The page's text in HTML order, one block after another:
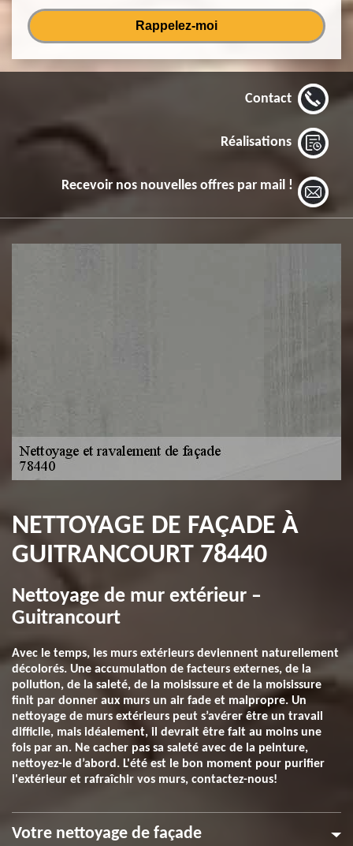
Contact
Réalisations
Recevoir nos nouvelles offres par mail !
NETTOYAGE DE FAÇADE À
GUITRANCOURT 78440
Nettoyage de mur extérieur –
Guitrancourt
Avec le temps, les murs extérieurs deviennent naturellement
décolorés. Une accumulation de facteurs externes, de la
pollution, de la saleté, de la moisissure et de la moisissure
finit par donner aux murs un air fade et malpropre. Un
nettoyage de murs extérieurs peut s’avérer être un travail
difficile, mais idéalement, il devrait être fait au moins une
fois par an. Ne cacher pas sa saleté avec de la peinture,
nettoyez-le d’abord. L'été est le bon moment pour purifier
l'extérieur et rafraîchir vos murs, contactez-nous!
Votre nettoyage de façade